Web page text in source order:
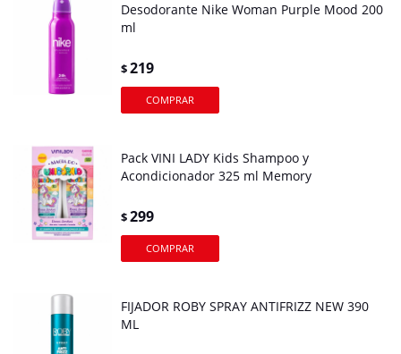
Desodorante Nike Woman Purple Mood 200
ml
$219
Pack VINI LADY Kids Shampoo y
Acondicionador 325 ml Memory
$299
FIJADOR ROBY SPRAY ANTIFRIZZ NEW 390
ML